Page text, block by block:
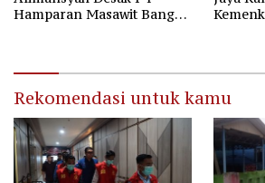
Hamparan Masawit Bangun
Rekomendasi untuk kamu